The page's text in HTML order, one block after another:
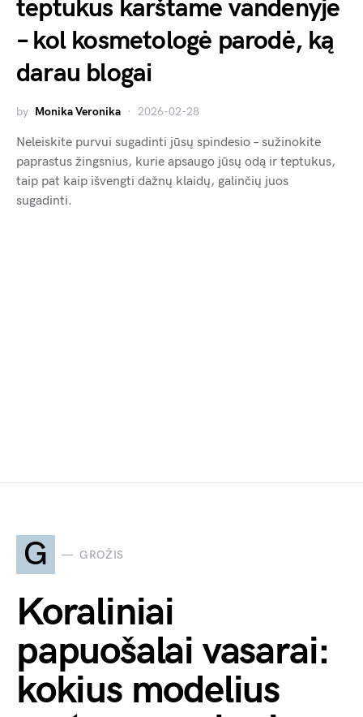
teptukus karštame vandenyje
– kol kosmetologė parodė, ką
darau blogai
by Monika Veronika 2026-02-28
Neleiskite purvui sugadinti jūsų spindesio – sužinokite
paprastus žingsnius, kurie apsaugo jūsų odą ir teptukus,
taip pat kaip išvengti dažnų klaidų, galinčių juos
sugadinti.
G GROŽIS
Koraliniai
papuošalai vasarai:
kokius modelius